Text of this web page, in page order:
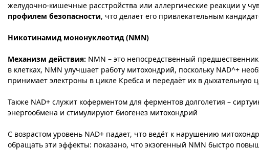
желудочно-кишечные расстройства или аллергические реакции у
профилем безопасности, что делает его привлекательным
Никотинамид мононуклеотид (NMN)
Механизм действия: NMN – это непосредственный
в клетках, NMN улучшает работу митохондрий, поскольку NAD^+
принимает электроны в цикле Кребса и передаёт их в дыхательную
Также NAD+ служит коферментом для ферментов долголетия –
энергообмена и стимулируют биогенез митохондрий​
С возрастом уровень NAD+ падает, что ведёт к нарушению
обращать эти эффекты: показано, что экзогенный NMN быстро